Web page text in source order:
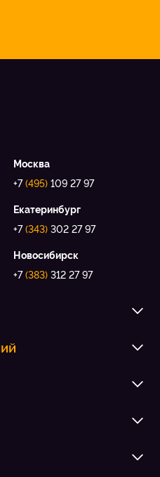
Москва
+7(495) 109 27 97
Екатеринбург
+7(343) 302 27 97
Новосибирск
+7(383) 312 27 97